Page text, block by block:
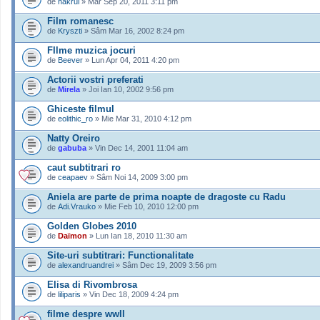
Film romanesc
de Kryszti » Sâm Mar 16, 2002 8:24 pm
FIlme muzica jocuri
de Beever » Lun Apr 04, 2011 4:20 pm
Actorii vostri preferati
de Mirela » Joi Ian 10, 2002 9:56 pm
Ghiceste filmul
de eolithic_ro » Mie Mar 31, 2010 4:12 pm
Natty Oreiro
de gabuba » Vin Dec 14, 2001 11:04 am
caut subtitrari ro
de ceapaev » Sâm Noi 14, 2009 3:00 pm
Aniela are parte de prima noapte de dragoste cu Radu
de Adi.Vrauko » Mie Feb 10, 2010 12:00 pm
Golden Globes 2010
de Daïmon » Lun Ian 18, 2010 11:30 am
Site-uri subtitrari: Functionalitate
de alexandruandrei » Sâm Dec 19, 2009 3:56 pm
Elisa di Rivombrosa
de liliparis » Vin Dec 18, 2009 4:24 pm
filme despre wwII